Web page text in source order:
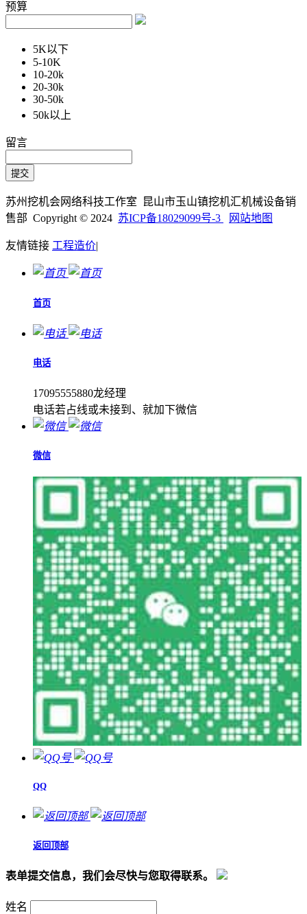
预算
5K以下
5-10K
10-20k
20-30k
30-50k
50k以上
留言
苏州挖机会网络科技工作室 昆山市玉山镇挖机汇机械设备销
售部 Copyright © 2024 苏ICP备18029099号-3 网站地图
友情链接 工程造价|
首页
电话
17095555880龙经理
电话若占线或未接到、就加下微信
微信
QQ
返回顶部
表单提交信息，我们会尽快与您取得联系。
姓名